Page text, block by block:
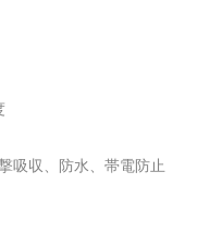
吸収、防水、帯電防止